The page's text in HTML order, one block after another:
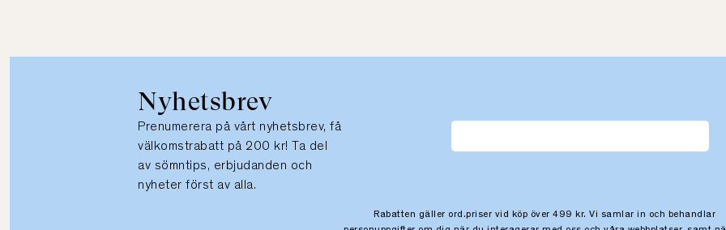
Nyhetsbrev
Prenumerera på vårt nyhetsbrev, få
välkomstrabatt på 200 kr! Ta del
av sömntips, erbjudanden och
nyheter först av alla.
Rabatten gäller ord.priser vid köp över 499 kr. Vi samlar in och behandlar